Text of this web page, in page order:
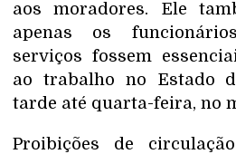
aos moradores. Ele
apenas os
serviços fossem
ao trabalho no Estado
tarde até quarta-feira, no
Proibições de